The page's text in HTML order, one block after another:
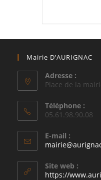
Mairie D’AURIGNAC
Adresse :
Place de la
Téléphone :
05.61.98.90.08
E-mail :
Site web :
https://